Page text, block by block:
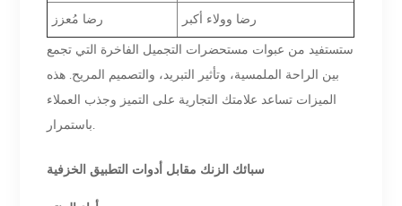
رضا مُعزز
رضا وولاء أكبر
ستستفيد من عبوات مستحضرات التجميل الفاخرة التي تجمع
بين الراحة الملمسية، وتأثير التبريد، والتصميم المريح. هذه
الميزات تساعد علامتك التجارية على التميز وجذب العملاء
باستمرار.
سبائك الزنك مقابل أدوات التطبيق الخزفية